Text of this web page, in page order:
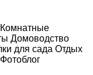
Комнатные
Домоводство
для сада Отдых
Фотоблог